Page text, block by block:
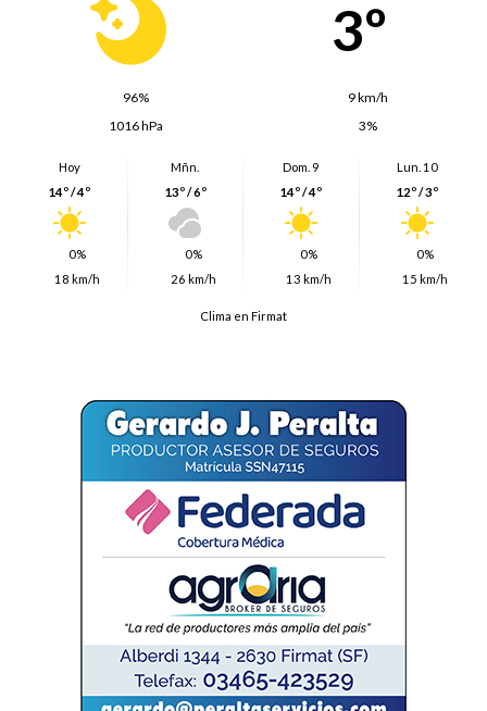
3º
96%
9 km/h
1016 hPa
3%
Hoy
14º / 4º
0%
18 km/h
Mñn.
13º / 6º
0%
26 km/h
Dom. 9
14º / 4º
0%
13 km/h
Lun. 10
12º / 3º
0%
15 km/h
Clima en Firmat